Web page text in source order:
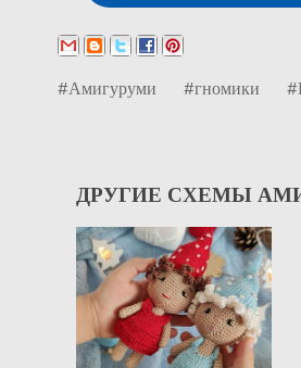
#Амигуруми #гномики
ДРУГИЕ СХЕМЫ